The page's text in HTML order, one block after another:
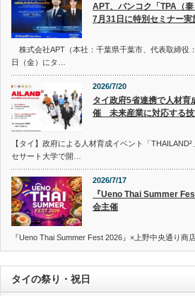
APT、バンコク「TPA（
7月31日に特別セミナー実
株式会社APT（本社：千葉県千葉市、代表取締役
日（金）にタ…
2026/7/20
タイ政府5省連携で人材育
催 未来産業に対応する技
【タイ】政府による人材育成イベント「
セサート大学で開…
2026/7/17
『Ueno Thai Summer
会主催
『Ueno Thai Summer Fest 2026』×上野中央通り商
タイの祭り・祝日